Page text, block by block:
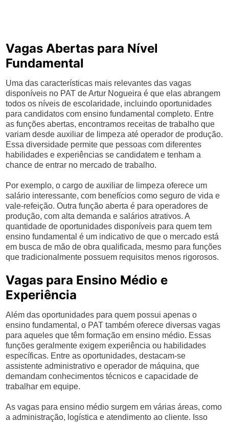
Vagas Abertas para Nível
Fundamental
Uma das características mais relevantes das vagas
disponíveis no PAT de Artur Nogueira é que elas abrangem
todos os níveis de escolaridade, incluindo oportunidades
para candidatos com ensino fundamental completo. Entre
as funções abertas, encontramos receitas de trabalho que
variam desde auxiliar de limpeza até operador de produção.
Essa diversidade permite que pessoas com diferentes
habilidades e experiências se candidatem e tenham a
chance de entrar no mercado de trabalho.
Por exemplo, o cargo de auxiliar de limpeza oferece um
salário interessante, com benefícios como seguro de vida e
vale-refeição. Outra função aberta é para operadores de
produção, com alta demanda e salários atrativos. A
quantidade de oportunidades disponíveis para quem tem
ensino fundamental é um indicativo de que o mercado está
em busca de mão de obra qualificada, mesmo para funções
que tradicionalmente possuem requisitos menos rigorosos.
Vagas para Ensino Médio e
Experiência
Além das oportunidades para quem possui apenas o
ensino fundamental, o PAT também oferece diversas vagas
para aqueles que têm formação em ensino médio. Essas
funções geralmente exigem experiência ou habilidades
específicas. Entre as oportunidades, destacam-se
assistente administrativo e operador de máquina, que
demandam conhecimentos técnicos e capacidade de
trabalhar em equipe.
As vagas para ensino médio surgem em várias áreas, como
a administração, logística e atendimento ao cliente. Isso